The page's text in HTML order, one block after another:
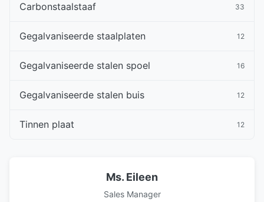
Carbonstaalstaaf 33
Gegalvaniseerde staalplaten 12
Gegalvaniseerde stalen spoel 16
Gegalvaniseerde stalen buis 12
Tinnen plaat 12
Ms. Eileen
Sales Manager